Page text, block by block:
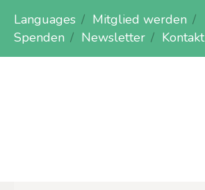
Languages
Mitglied werden
Spenden
Newsletter Kontakt